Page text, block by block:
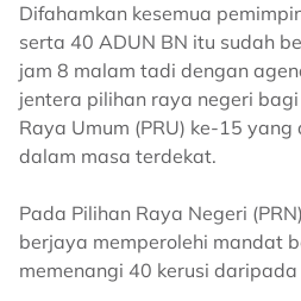
Difahamkan kesemua
serta 40 ADUN BN itu sudah
jam 8 malam tadi dengan
jentera pilihan raya negeri
Raya Umum (PRU) ke-15
dalam masa terdekat.
Pada Pilihan Raya Negeri
berjaya memperolehi mandat
memenangi 40 kerusi daripada